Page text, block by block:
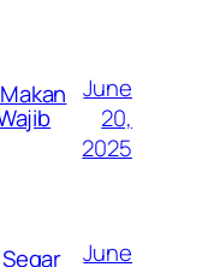
June
20,
2025
June